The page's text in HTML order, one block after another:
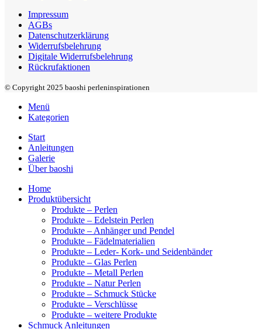
Impressum
AGBs
Datenschutzerklärung
Widerrufsbelehrung
Digitale Widerrufsbelehrung
Rückrufaktionen
© Copyright 2025 baoshi perleninspirationen
Menü
Kategorien
Start
Anleitungen
Galerie
Über baoshi
Home
Produktübersicht
Produkte – Perlen
Produkte – Edelstein Perlen
Produkte – Anhänger und Pendel
Produkte – Fädelmaterialien
Produkte – Leder- Kork- und Seidenbänder
Produkte – Glas Perlen
Produkte – Metall Perlen
Produkte – Natur Perlen
Produkte – Schmuck Stücke
Produkte – Verschlüsse
Produkte – weitere Produkte
Schmuck Anleitungen